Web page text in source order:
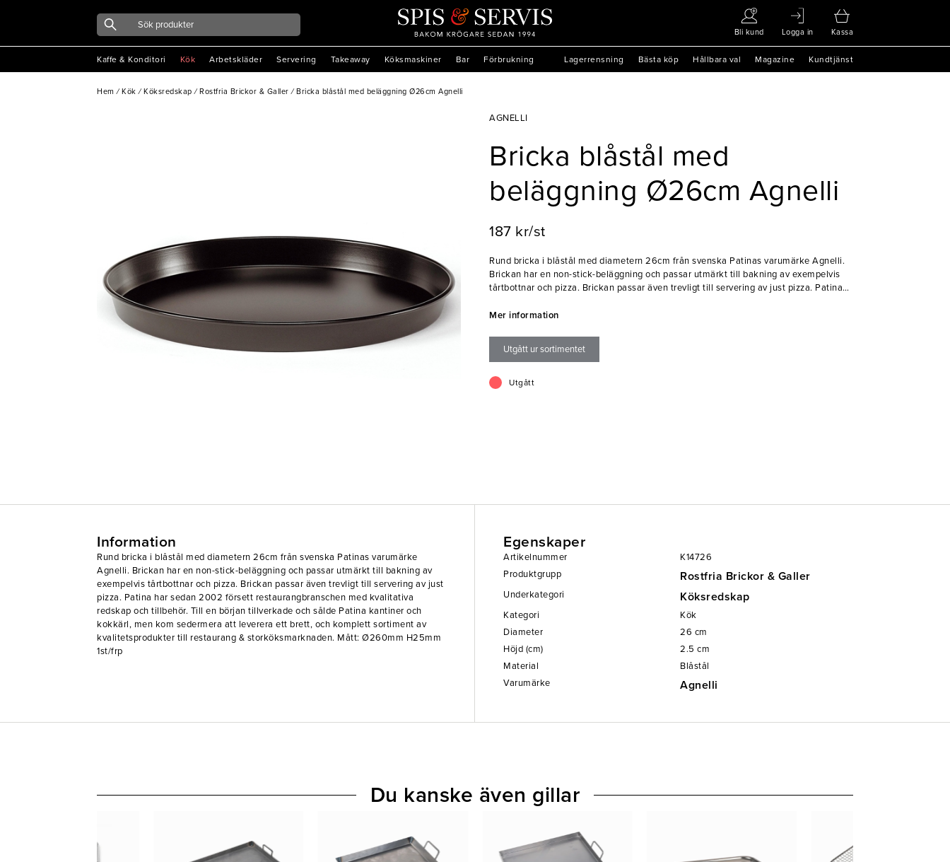
Bli kund Logga in Kassa
Kaffe & Konditori Kök Arbetskläder Servering Takeaway Köksmaskiner Bar Förbrukning Lagerrensning Bästa köp Hållbara val Magazine Kundtjänst
Hem / Kök / Köksredskap / Rostfria Brickor & Galler / Bricka blåstål med beläggning Ø26cm Agnelli
AGNELLI
Bricka blåstål med
beläggning Ø26cm Agnelli
187 kr/st
Rund bricka i blåstål med diametern 26cm från svenska Patinas varumärke Agnelli.
Brickan har en non-stick-beläggning och passar utmärkt till bakning av exempelvis
tårtbottnar och pizza. Brickan passar även trevligt till servering av just pizza. Patina
Till en början tillverkade och sålde Patina kantiner och kokkärl, men kom sedermera
Mer information
Utgått ur sortimentet
Utgått
Information
Rund bricka i blåstål med diametern 26cm från svenska Patinas varumärke
Agnelli. Brickan har en non-stick-beläggning och passar utmärkt till bakning av
exempelvis tårtbottnar och pizza. Brickan passar även trevligt till servering av just
pizza. Patina har sedan 2002 försett restaurangbranschen med kvalitativa
redskap och tillbehör. Till en början tillverkade och sålde Patina kantiner och
kokkärl, men kom sedermera att leverera ett brett, och komplett sortiment av
kvalitetsprodukter till restaurang & storköksmarknaden. Mått: Ø260mm H25mm
1st/frp
Egenskaper
Artikelnummer
K14726
Produktgrupp
Rostfria Brickor & Galler
Underkategori Köksredskap
Kategori
Kök
Diameter
26 cm
Höjd (cm)
2.5 cm
Material
Blåstål
Varumärke
Agnelli
Du kanske även gillar